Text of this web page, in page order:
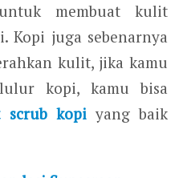
membuat kulit
Kopi juga sebenarnya
kulit, jika kamu
kopi, kamu bisa
scrub kopiyang baik